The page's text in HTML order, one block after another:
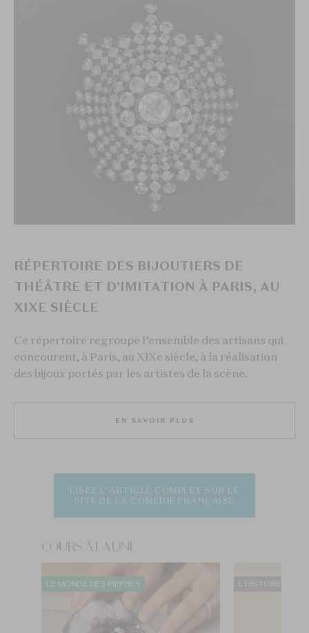
RÉPERTOIRE DES BIJOUTIERS DE
THÉÂTRE ET D'IMITATION À PARIS, AU
XIXE SIÈCLE
Ce répertoire regroupe l’ensemble des artisans qui
concourent, à Paris, au XIXe siècle, à la réalisation
des bijoux portés par les artistes de la scène.
EN SAVOIR PLUS
LISEZ L'ARTICLE COMPLET SUR LE
SITE DE LA COMÉDIE FRANÇAISE
COURS À LA UNE
LE MONDE DES PIERRES L'HISTOIRE DU